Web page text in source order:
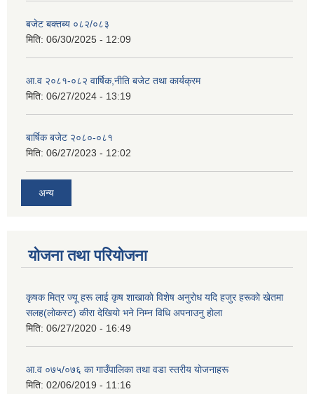
बजेट बक्तब्य ०८२/०८३
मिति: 06/30/2025 - 12:09
आ.व २०८१-०८२ वार्षिक,नीति बजेट तथा कार्यक्रम
मिति: 06/27/2024 - 13:19
बार्षिक बजेट २०८०-०८१
मिति: 06/27/2023 - 12:02
अन्य
योजना तथा परियोजना
कृषक मित्र ज्यू हरू लाई कृष शाखाकाे विशेष अनुराेध यदि हजुर हरूकाे खेतमा
सलह(लाेकस्ट) कीरा देखियाे भने निम्न विधि अपनाउनु हाेला
मिति: 06/27/2020 - 16:49
आ‍.व ०७५/०७६ का गाउँपालिका तथा वडा स्तरीय याेजनाहरू
मिति: 02/06/2019 - 11:16